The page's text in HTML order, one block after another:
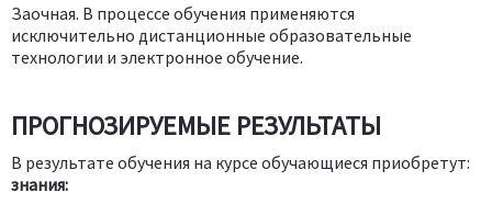
Заочная. В процессе обучения применяются
исключительно дистанционные образовательные
технологии и электронное обучение.
ПРОГНОЗИРУЕМЫЕ РЕЗУЛЬТАТЫ
В результате обучения на курсе обучающиеся приобретут:
знания: